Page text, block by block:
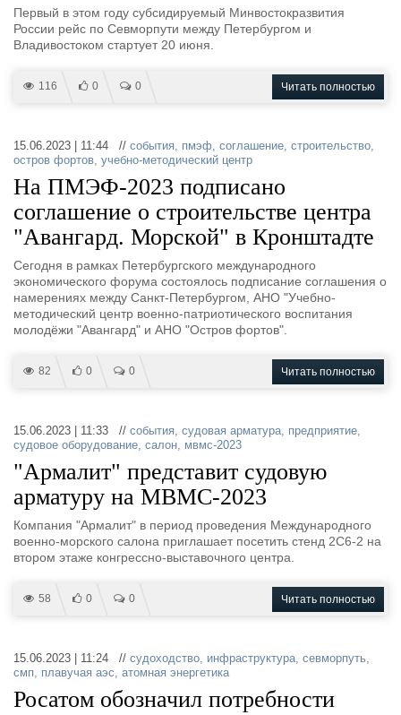
Первый в этом году субсидируемый Минвостокразвития
России рейс по Севморпути между Петербургом и
Владивостоком стартует 20 июня.
116 0 0 Читать полностью
15.06.2023 | 11:44 // события, пмэф, соглашение, строительство,
остров фортов, учебно-методический центр
На ПМЭФ-2023 подписано
соглашение о строительстве центра
"Авангард. Морской" в Кронштадте
Сегодня в рамках Петербургского международного
экономического форума состоялось подписание соглашения о
намерениях между Санкт-Петербургом, АНО "Учебно-
методический центр военно-патриотического воспитания
молодёжи "Авангард" и АНО "Остров фортов".
82 0 0 Читать полностью
15.06.2023 | 11:33 // события, судовая арматура, предприятие,
судовое оборудование, салон, мвмс-2023
"Армалит" представит судовую
арматуру на МВМС-2023
Компания "Армалит" в период проведения Международного
военно-морского салона приглашает посетить стенд 2С6-2 на
втором этаже конгрессно-выставочного центра.
58 0 0 Читать полностью
15.06.2023 | 11:24 // судоходство, инфраструктура, севморпуть,
смп, плавучая аэс, атомная энергетика
Росатом обозначил потребности